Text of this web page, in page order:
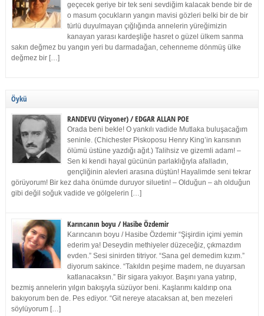
geçecek geriye bir tek seni sevdiğim kalacak bende bir de
o masum çocukların yangın mavisi gözleri belki bir de bir
türlü duyulmayan çığlığında annelerin yüreğimizin
kanayan yarası kardeşliğe hasret o güzel ülkem sanma
sakın değmez bu yangın yeri bu darmadağan, cehenneme dönmüş ülke
değmez bir […]
Öykü
RANDEVU (Vizyoner) / EDGAR ALLAN POE
Orada beni bekle! O yankılı vadide Mutlaka buluşacağım
seninle. (Chichester Piskoposu Henry King’in karısının
ölümü üstüne yazdığı ağıt.) Talihsiz ve gizemli adam! –
Sen ki kendi hayal gücünün parlaklığıyla afalladın,
gençliğinin alevleri arasına düştün! Hayalimde seni tekrar
görüyorum! Bir kez daha önümde duruyor siluetin! – Olduğun – ah olduğun
gibi değil soğuk vadide ve gölgelerin […]
Karıncanın boyu / Hasibe Özdemir
Karıncanın boyu / Hasibe Özdemir “Şişirdin içimi yemin
ederim ya! Deseydin methiyeler düzeceğiz, çıkmazdım
evden.” Sesi sinirden titriyor. “Sana gel demedim kızım.”
diyorum sakince. “Takıldın peşime madem, ne duyarsan
katlanacaksın.” Bir sigara yakıyor. Başını yana yatırıp,
bezmiş annelerin yılgın bakışıyla süzüyor beni. Kaşlarımı kaldırıp ona
bakıyorum ben de. Pes ediyor. “Git nereye atacaksan at, ben mezeleri
söylüyorum […]